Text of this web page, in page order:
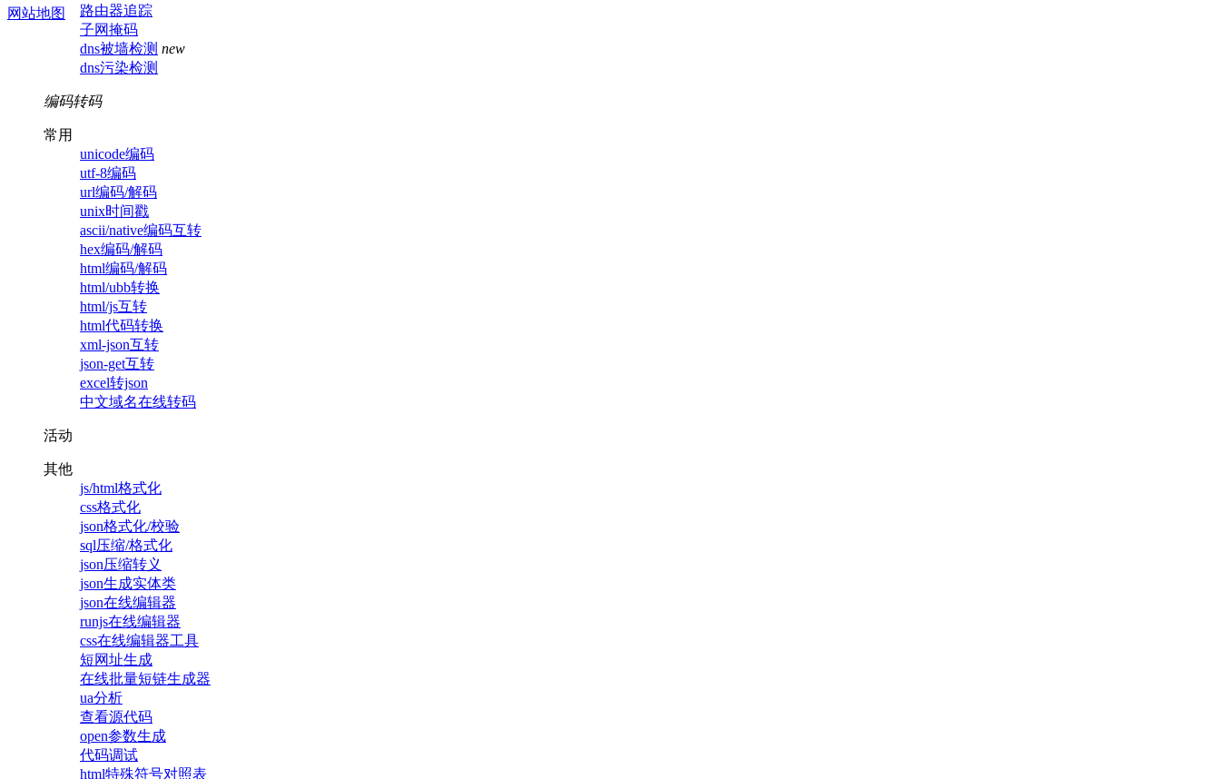
路由器追踪
子网掩码
dns被墙检测 new
dns污染检测
编码转码
常用
unicode编码
utf-8编码
url编码/解码
unix时间戳
ascii/native编码互转
hex编码/解码
html编码/解码
html/ubb转换
html/js互转
html代码转换
xml-json互转
json-get互转
excel转json
中文域名在线转码
活动
其他
js/html格式化
css格式化
json格式化/校验
sql压缩/格式化
json压缩转义
json生成实体类
json在线编辑器
runjs在线编辑器
css在线编辑器工具
短网址生成
在线批量短链生成器
ua分析
查看源代码
open参数生成
代码调试
html特殊符号对照表
网站地图